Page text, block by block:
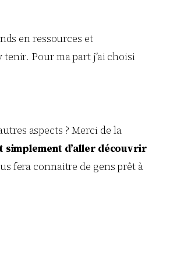
en ressources et
Pour ma part j’ai choisi
aspects ? Merci de la
d’aller découvrir
fera connaitre de gens prêt à